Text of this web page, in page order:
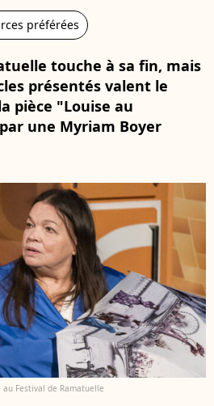
préférées
touche à sa fin, mais
présentés valent le
pièce "Louise au
une Myriam Boyer
Festival de Ramatuelle